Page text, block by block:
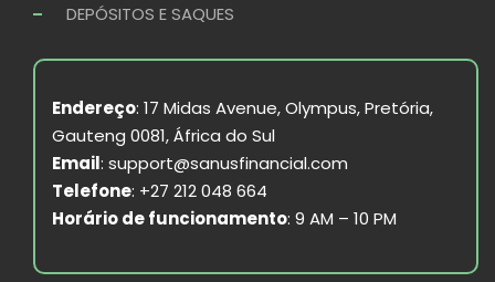
DEPÓSITOS E SAQUES
Endereço: 17 Midas Avenue, Olympus, Pretória,
Gauteng 0081, África do Sul
Email: support@sanusfinancial.com
Telefone: +27 212 048 664
Horário de funcionamento: 9 AM – 10 PM